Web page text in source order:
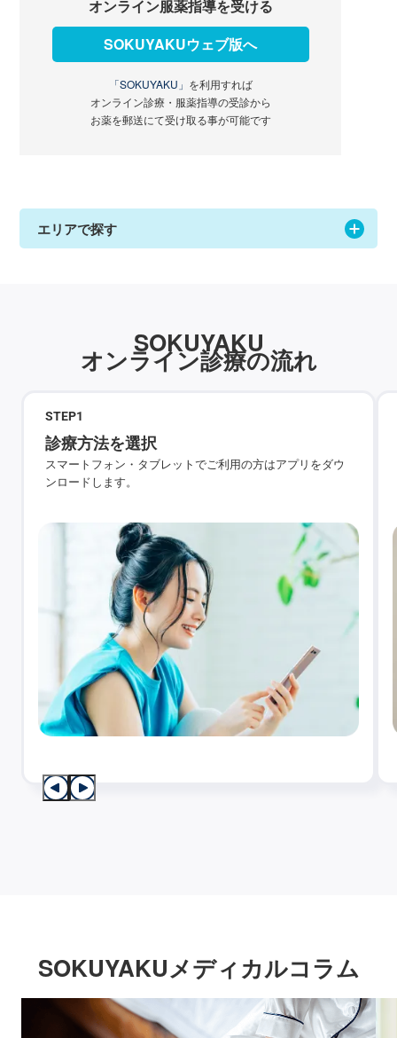
オンライン服薬指導を受ける
SOKUYAKUウェブ版へ
「SOKUYAKU」 を利用すれば
オンライン診療・服薬指導の受診から
お薬を郵送にて受け取る事が可能です
エリアで探す
SOKUYAKU
オンライン診療の流れ
STEP1
診療方法を選択
スマートフォン・タブレットでご利用の方はアプリをダウ
ンロードします。
SOKUYAKUメディカルコラム